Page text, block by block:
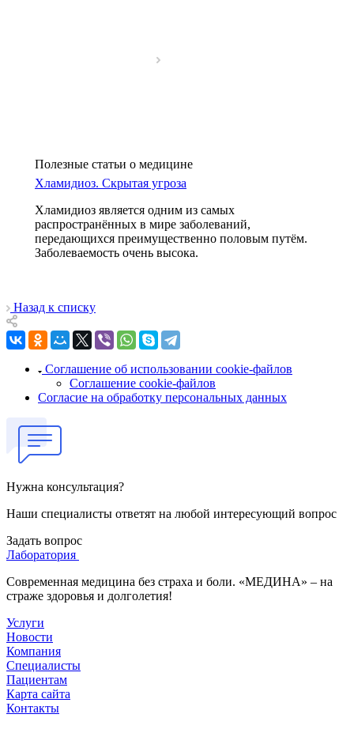
Полезные статьи о медицине
Хламидиоз. Скрытая угроза
Хламидиоз является одним из самых
распространённых в мире заболеваний,
передающихся преимущественно половым путём.
Заболеваемость очень высока.
Назад к списку
Соглашение об использовании cookie-файлов
Соглашение cookie-файлов
Согласие на обработку персональных данных
Нужна консультация?
Наши специалисты ответят на любой интересующий вопрос
Задать вопрос
Лаборатория
Современная медицина без страха и боли. «МЕДИНА» – на
страже здоровья и долголетия!
Услуги
Новости
Компания
Специалисты
Пациентам
Карта сайта
Контакты